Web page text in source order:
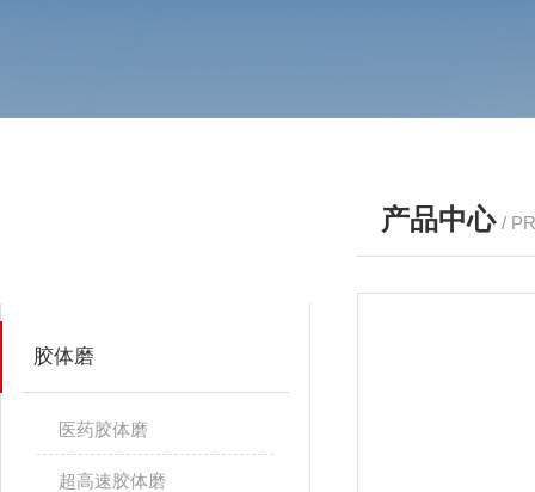
胶体磨
医药胶体磨
超高速胶体磨
产品中心 /